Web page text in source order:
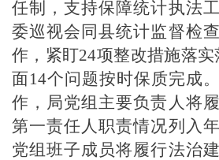
任制，支持保障统计执法
委巡视会同县统计监督检
作，紧盯24项整改措施落实
面14个问题按时保质完成
作，局党组主要负责人将
第一责任人职责情况列入
党组班子成员将履行法治